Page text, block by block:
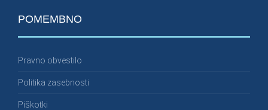
POMEMBNO
Pravno obvestilo
Politika zasebnosti
Piškotki